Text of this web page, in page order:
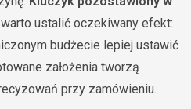
ustalić oczekiwany efekt:
budżecie lepiej ustawić
założenia tworzą
przy zamówieniu.